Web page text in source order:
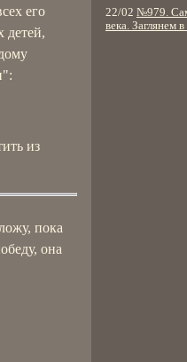
его
детей,
из
пока
она
22/02 №979.
века. Заглянем